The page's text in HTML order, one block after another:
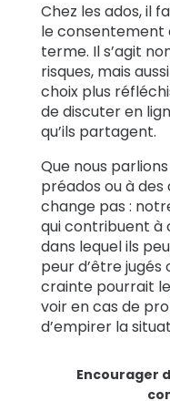
Chez les ados, il
le consentement
terme. Il s’agit
risques, mais
choix plus
de discuter en
qu’ils partagent.
Que nous
préados ou à des
change pas :
qui contribuent à
dans lequel ils
peur d’être jugés
crainte pourrait
voir en cas de
d’empirer la
Encourager